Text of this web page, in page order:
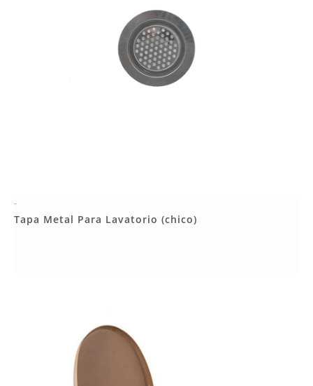
Más Detalles
-
Tapa Metal Para Lavatorio (chico)